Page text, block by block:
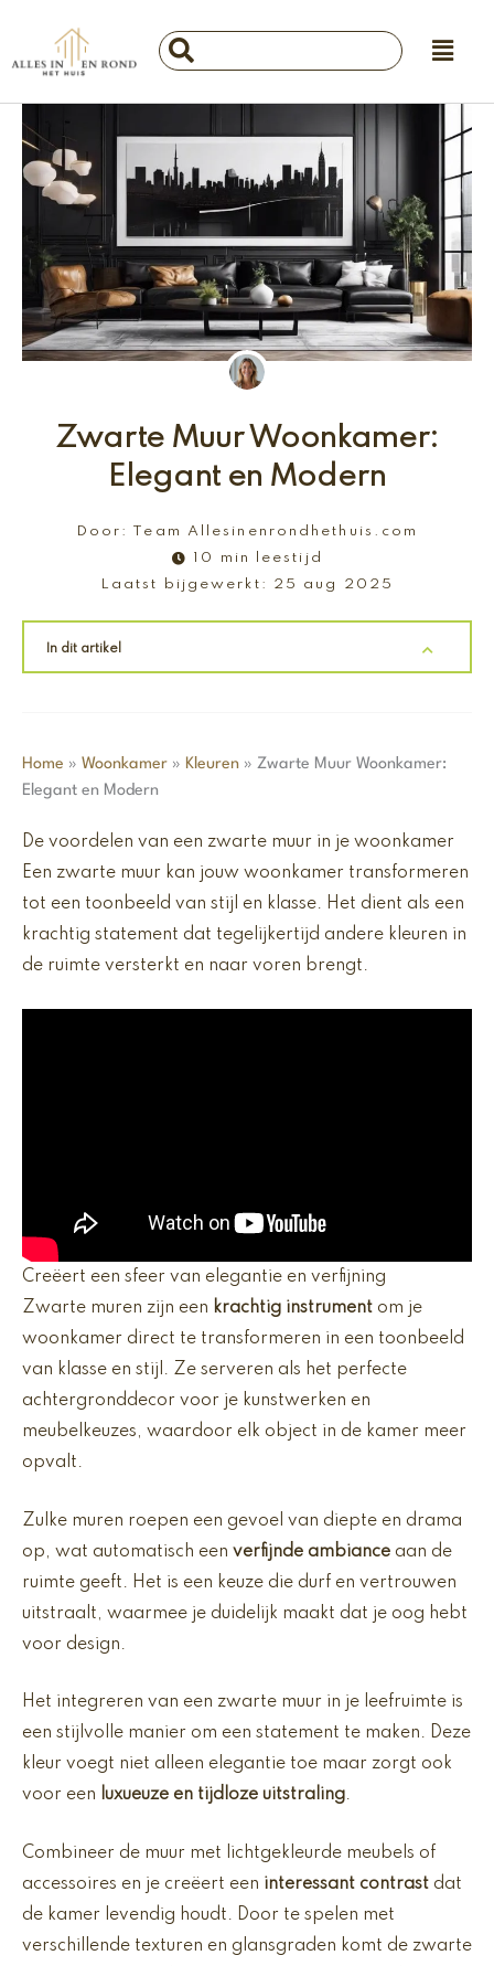
de
Main
Menu
Search
...
Zwarte Muur Woonkamer:
Elegant en Modern
Door:
Team Allesinenrondhethuis.com
10 min leestijd
Laatst bijgewerkt:
25 aug 2025
In dit artikel
Home » Woonkamer » Kleuren » Zwarte Muur Woonkamer:
Elegant en Modern
De voordelen van een zwarte muur in je woonkamer
Een zwarte muur kan jouw woonkamer transformeren
tot een toonbeeld van stijl en klasse. Het dient als een
krachtig statement dat tegelijkertijd andere kleuren in
de ruimte versterkt en naar voren brengt.
Creëert een sfeer van elegantie en verfijning
Zwarte muren zijn een krachtig instrument om je
woonkamer direct te transformeren in een toonbeeld
van klasse en stijl. Ze serveren als het perfecte
achtergronddecor voor je kunstwerken en
meubelkeuzes, waardoor elk object in de kamer meer
opvalt.
Zulke muren roepen een gevoel van diepte en drama
op, wat automatisch een verfijnde ambiance aan de
ruimte geeft. Het is een keuze die durf en vertrouwen
uitstraalt, waarmee je duidelijk maakt dat je oog hebt
voor design.
Het integreren van een zwarte muur in je leefruimte is
een stijlvolle manier om een statement te maken. Deze
kleur voegt niet alleen elegantie toe maar zorgt ook
voor een luxueuze en tijdloze uitstraling.
Combineer de muur met lichtgekleurde meubels of
accessoires en je creëert een interessant contrast dat
de kamer levendig houdt. Door te spelen met
verschillende texturen en glansgraden komt de zwarte